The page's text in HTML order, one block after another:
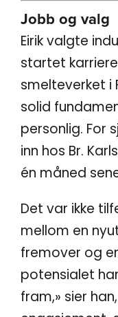
Jobb og valg
Eirik valgte
startet
smelteverket i
solid
personlig. For
inn hos Br.
én måned
Det var ikke
mellom en
fremover og
potensialet
fram,» sier